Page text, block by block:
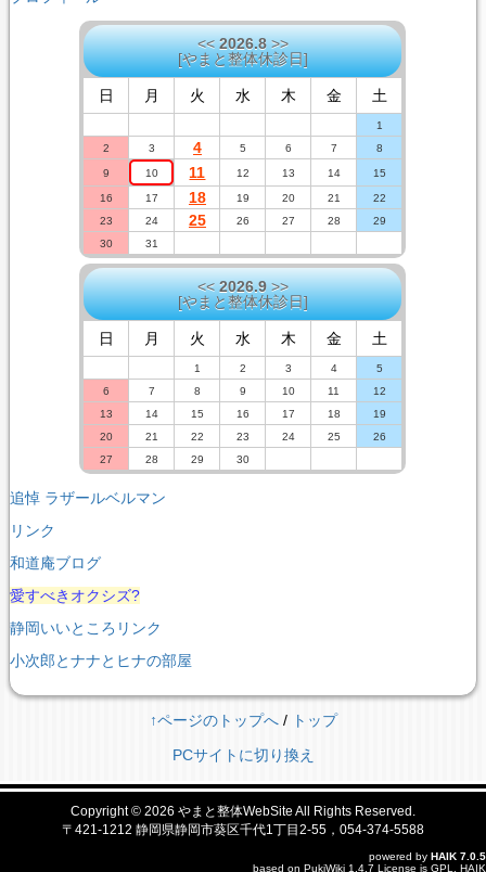
<< 2026.8 >>
[やまと整体休診日]
日 月 火 水 木 金 土
1
2
3 4 5 6 7 8
9 10 11 12 13 14 15
16 17 18 19 20 21
22
23
24 25 26 27 28
29
30
31
<< 2026.9 >>
[やまと整体休診日]
日 月 火 水 木 金 土
1 2 3 4
5
6
7 8 9 10 11
12
13
14 15 16 17 18
19
20
21 22 23 24 25
26
27
28 29 30
追悼 ラザールベルマン
リンク
和道庵ブログ
愛すべきオクシズ?
静岡いいところリンク
小次郎とナナとヒナの部屋
↑ページのトップへ/ トップ
PCサイトに切り換え
Copyright © 2026 やまと整体WebSite All Rights Reserved.
〒421-1212 静岡県静岡市葵区千代1丁目2-55，054-374-5588
powered by HAIK 7.0.5
based on PukiWiki 1.4.7 License is GPL HAIK